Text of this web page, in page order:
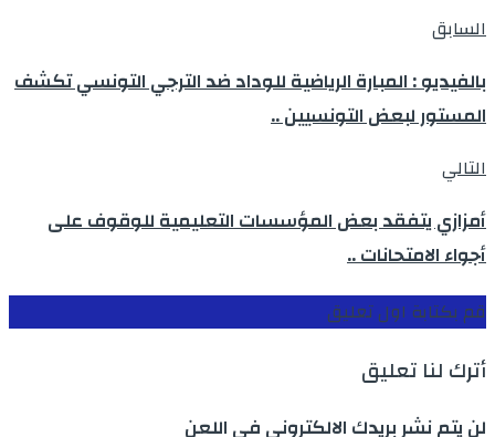
السابق
بالفيديو : المبارة الرياضية للوداد ضد الترجي التونسي تكشف
المستور لبعض التونسيين ..
التالي
أمزازي يتفقد بعض المؤسسات التعليمية للوقوف على
أجواء الامتحانات ..
قم بكتابة اول تعليق
أترك لنا تعليق
لن يتم نشر بريدك الالكتروني في اللعن